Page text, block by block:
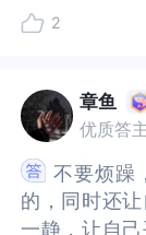
自我关怀自
和接纳自己
被安抚。有
龄，上有老
解决，所以
好吗？感到
悲即便是一
躁的时候，
说，35岁，
小，中间是
面压力，多
的时候，做
父母也是第
理。只是你
了父母带你
的样子，会
多。从认知
庭，亦或是
是第一次当
你看不见爸
你弟弟的样
会比你看见
知的角度来
是认知偏差
2
章鱼
优质答
不要烦躁
的，同时还
一静，让自
不要烦躁，因为只是烦躁就解决不了任何问题
的，同时还
一静，让自